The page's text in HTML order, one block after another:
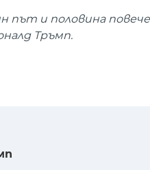
път и половина
Тръмп.